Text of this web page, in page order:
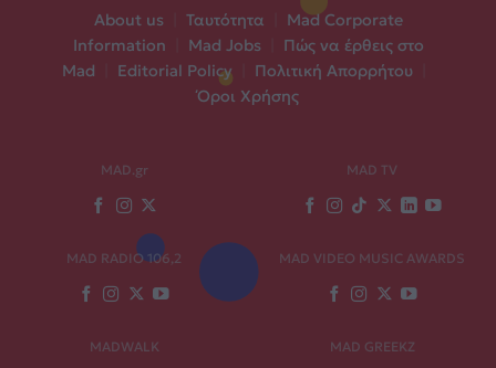
About us Ταυτότητα
Mad Corporate
Information
Mad Jobs
Πώς να έρθεις στο
Mad
Editorial Policy Πολιτική Απορρήτου
Όροι Χρήσης
MAD.gr MAD TV
MAD RADIO 106,2 MAD VIDEO MUSIC AWARDS
MADWALK MAD GREEKZ